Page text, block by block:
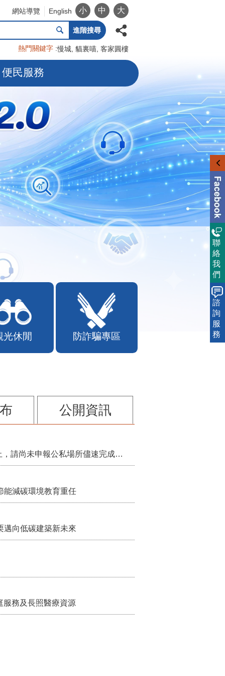
網站導覽 English 小 中 大
進階搜尋
熱門關鍵字 慢城 貓裏喵 客家圓樓
便民服務
光休閒 防詐騙專區
公開資訊
115年第2季固定源空污費申報已於7月底截止，請尚未申報公私場所儘速完成申繳，以免面臨滯納金及罰鍰!
減碳環境教育重任
向低碳建築新未來
服務及長照醫療資源
聯
絡
我
們
諮
詢
服
務